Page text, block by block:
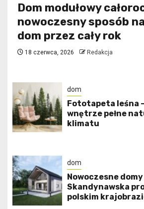
Dom modułowy
nowoczesny sposób
dom przez cały rok
18 czerwca, 2026 Redakcja
dom
​Fototapeta leśna
wnętrze pełne
klimatu
dom
Nowoczesne
Skandynawska
polskim